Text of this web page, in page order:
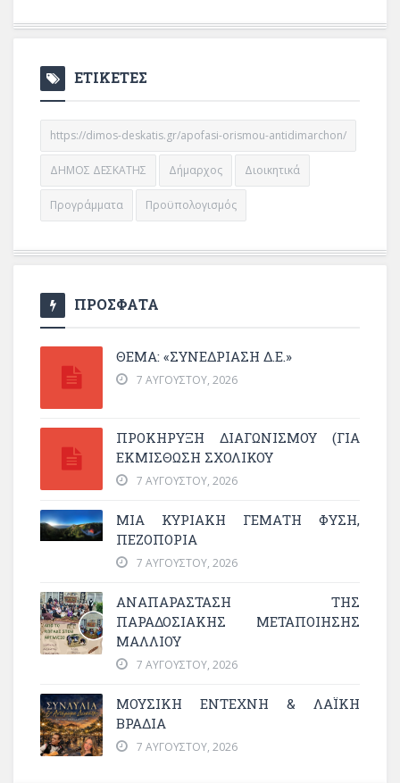
ΕΤΙΚΕΤΕΣ
https://dimos-deskatis.gr/apofasi-orismou-antidimarchon/
ΔΗΜΟΣ ΔΕΣΚΑΤΗΣ Δήμαρχος Διοικητικά
Προγράμματα Προϋπολογισμός
ΠΡΟΣΦΑΤΑ
ΘΕΜΑ: «ΣΥΝΕΔΡΊΑΣΗ Δ.Ε.»
7 ΑΥΓΟΎΣΤΟΥ, 2026
ΠΡΟΚΗΡΥΞΗ ΔΙΑΓΩΝΙΣΜΟΥ (ΓΙΑ
ΕΚΜΊΣΘΩΣΗ ΣΧΟΛΙΚΟΎ
7 ΑΥΓΟΎΣΤΟΥ, 2026
ΜΙΑ ΚΥΡΙΑΚΉ ΓΕΜΆΤΗ ΦΎΣΗ,
ΠΕΖΟΠΟΡΊΑ
7 ΑΥΓΟΎΣΤΟΥ, 2026
ΑΝΑΠΑΡΆΣΤΑΣΗ ΤΗΣ
ΠΑΡΑΔΟΣΙΑΚΉΣ ΜΕΤΑΠΟΊΗΣΗΣ
ΜΑΛΛΙΟΎ
7 ΑΥΓΟΎΣΤΟΥ, 2026
ΜΟΥΣΙΚΉ ΈΝΤΕΧΝΗ & ΛΑΪΚΉ
ΒΡΑΔΙΆ
7 ΑΥΓΟΎΣΤΟΥ, 2026